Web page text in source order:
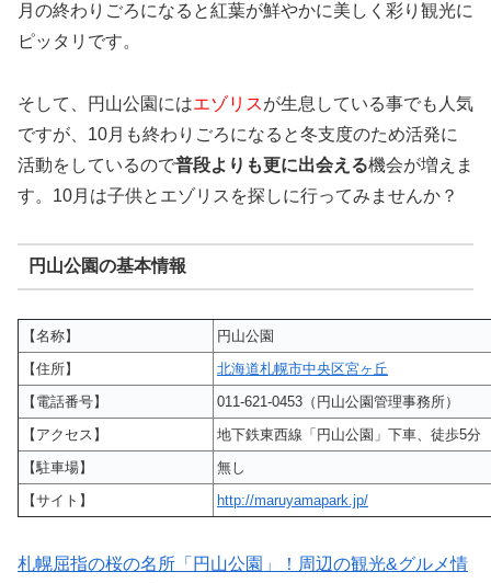
月の終わりごろになると紅葉が鮮やかに美しく彩り観光に
ピッタリです。
そして、円山公園にはエゾリスが生息している事でも人気
ですが、10月も終わりごろになると冬支度のため活発に
活動をしているので普段よりも更に出会える機会が増えま
す。10月は子供とエゾリスを探しに行ってみませんか？
円山公園の基本情報
【名称】
円山公園
【住所】
北海道札幌市中央区宮ヶ丘
【電話番号】
011-621-0453（円山公園管理事務所）
【アクセス】
地下鉄東西線「円山公園」下車、徒歩5分
【駐車場】
無し
【サイト】
http://maruyamapark.jp/
札幌屈指の桜の名所「円山公園」！周辺の観光&グルメ情